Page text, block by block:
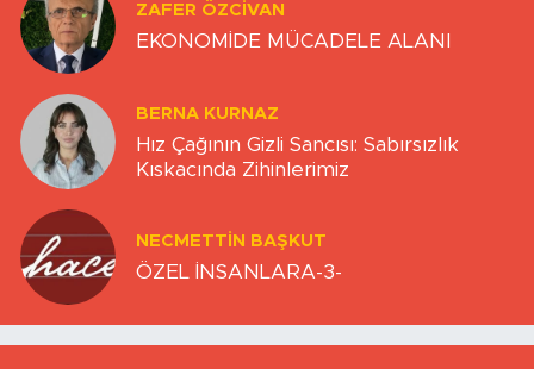
ZAFER ÖZCIVAN
EKONOMİDE MÜCADELE ALANI
BERNA KURNAZ
Hız Çağının Gizli Sancısı: Sabırsızlık
Kıskacında Zihinlerimiz
NECMETTIN BAŞKUT
ÖZEL İNSANLARA-3-